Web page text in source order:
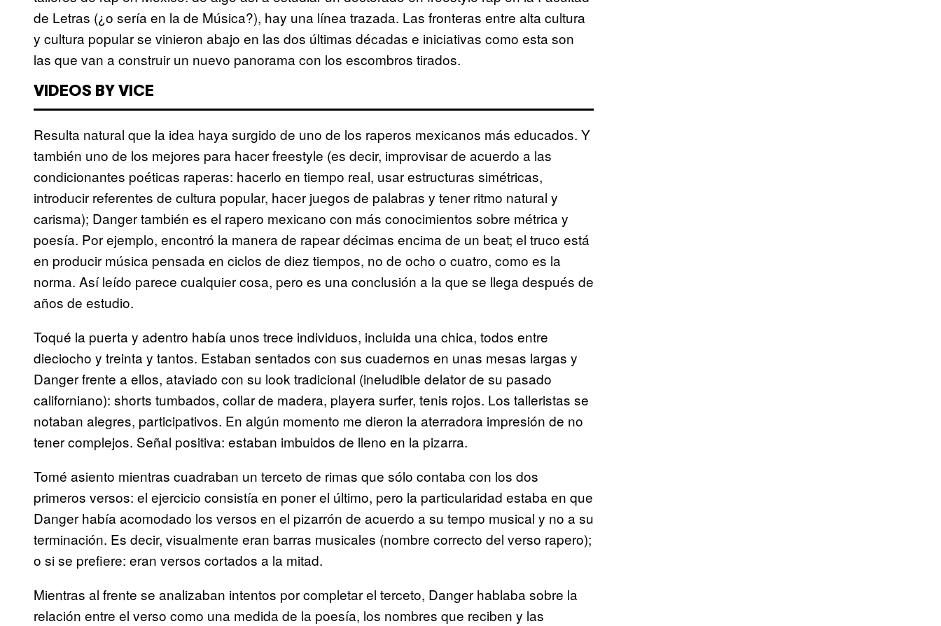
de Letras (¿o sería en la de Música?), hay una línea trazada. Las fronteras entre alta cultura
y cultura popular se vinieron abajo en las dos últimas décadas e iniciativas como esta son
las que van a construir un nuevo panorama con los escombros tirados.
VIDEOS BY VICE
Resulta natural que la idea haya surgido de uno de los raperos mexicanos más educados. Y
también uno de los mejores para hacer freestyle (es decir, improvisar de acuerdo a las
condicionantes poéticas raperas: hacerlo en tiempo real, usar estructuras simétricas,
introducir referentes de cultura popular, hacer juegos de palabras y tener ritmo natural y
carisma); Danger también es el rapero mexicano con más conocimientos sobre métrica y
poesía. Por ejemplo, encontró la manera de rapear décimas encima de un beat; el truco está
en producir música pensada en ciclos de diez tiempos, no de ocho o cuatro, como es la
norma. Así leído parece cualquier cosa, pero es una conclusión a la que se llega después de
años de estudio.
Toqué la puerta y adentro había unos trece individuos, incluida una chica, todos entre
dieciocho y treinta y tantos. Estaban sentados con sus cuadernos en unas mesas largas y
Danger frente a ellos, ataviado con su look tradicional (ineludible delator de su pasado
californiano): shorts tumbados, collar de madera, playera surfer, tenis rojos. Los talleristas se
notaban alegres, participativos. En algún momento me dieron la aterradora impresión de no
tener complejos. Señal positiva: estaban imbuidos de lleno en la pizarra.
Tomé asiento mientras cuadraban un terceto de rimas que sólo contaba con los dos
primeros versos: el ejercicio consistía en poner el último, pero la particularidad estaba en que
Danger había acomodado los versos en el pizarrón de acuerdo a su tempo musical y no a su
terminación. Es decir, visualmente eran barras musicales (nombre correcto del verso rapero);
o si se prefiere: eran versos cortados a la mitad.
Mientras al frente se analizaban intentos por completar el terceto, Danger hablaba sobre la
relación entre el verso como una medida de la poesía, los nombres que reciben y las